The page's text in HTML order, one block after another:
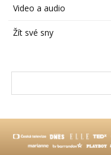
Video a audio
Žít své sny